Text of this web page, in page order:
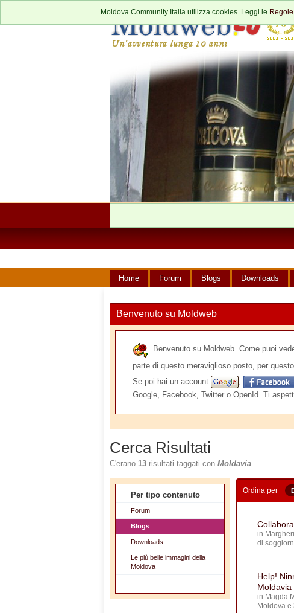
Moldova Community Italia utilizza cookies. Leggi le
Home Forum Blogs Downloads
Benvenuto su Moldweb
Benvenuto su Moldweb. Come puoi
parte di questo meraviglioso posto, per
Se poi hai un account
,
Google, Facebook, Twitter o OpenId. Ti
Cerca Risultati
C'erano 13 risultati taggati con Moldavia
Per tipo contenuto
Forum
Blogs
Downloads
Le più belle immagini della
Moldova
Ordina per
in
di
Help!
Moldavia
in Magda
Moldova e